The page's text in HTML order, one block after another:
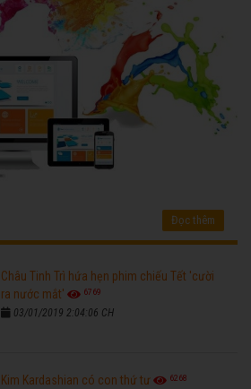
Đọc thêm
Châu Tinh Trì hứa hẹn phim chiếu Tết 'cười
ra nước mắt'
6769
03/01/2019 2:04:06 CH
Kim Kardashian có con thứ tư 6268